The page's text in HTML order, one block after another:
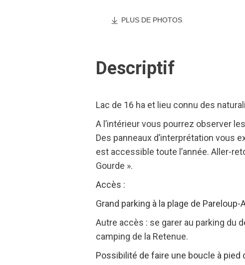
PLUS DE PHOTOS
Descriptif
Lac de 16 ha et lieu connu des
A l’intérieur vous pourrez observer
Des panneaux d’interprétation vous
est accessible toute l’année. Aller-
Gourde ».
Accès :
Grand parking à la plage de
Autre accès : se garer au parking du
camping de la Retenue.
Possibilité de faire une boucle à